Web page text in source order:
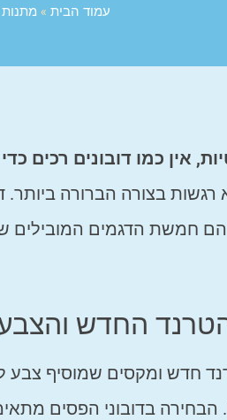
עמוד הבית » מתנות
אין כמו דובונים רכים
בצורה הברורה ביותר.
חמשת הדגמים המובילים
הטרנד החדש
חדש ומקסים שמוסיף צבע
בדובוני הפסים